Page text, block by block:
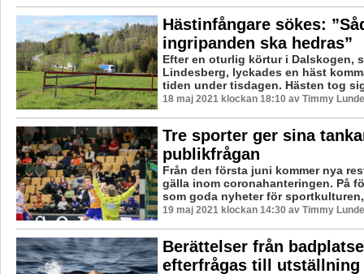
Hästinfångare sökes:
ingripanden ska hedras”
Efter en oturlig körtur i Dalskogen,
Lindesberg, lyckades en häst
tiden under tisdagen. Hästen tog
18 maj 2021 klockan 18:10 av Timmy
Tre sporter ger sina
publikfrågan
Från den första juni kommer nya
gälla inom coronahanteringen. På
som goda nyheter för
19 maj 2021 klockan 14:30 av Timmy
Berättelser från
efterfrågas till utställning